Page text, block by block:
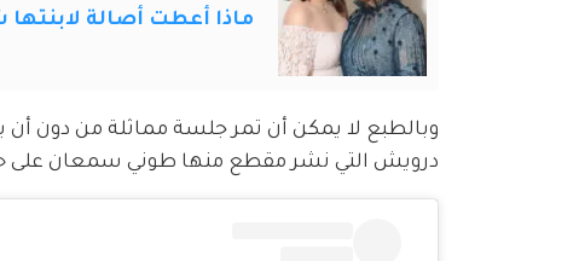
ماذا أعطت أصالة لابنتها
وبالطبع لا يمكن أن تمر جلسة مماثلة من دون أن
درويش التي نشر مقطع منها طوني سمعان على